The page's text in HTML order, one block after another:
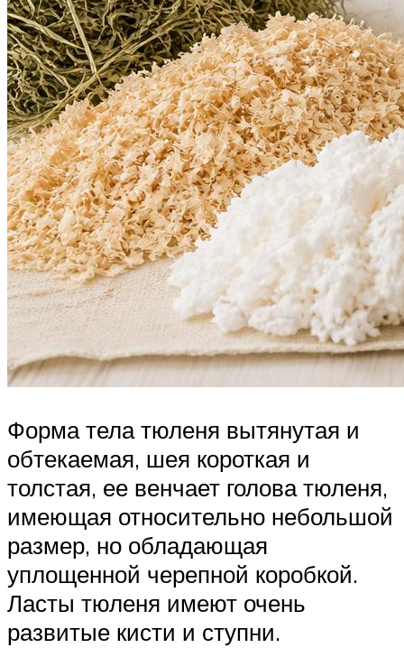
Форма тела тюленя вытянутая и
обтекаемая, шея короткая и
толстая, ее венчает голова тюленя,
имеющая относительно небольшой
размер, но обладающая
уплощенной черепной коробкой.
Ласты тюленя имеют очень
развитые кисти и ступни.